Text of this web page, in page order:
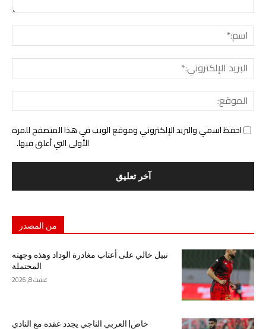
احفظ اسمي والبريد الإلكتروني وموقع الويب في هذا المتصفح للمرة
الأولى التي أعلق فيها.
من المصدر
نبيل خالي على أعتاب مغادرة الوداد وهذه وجهته
المحتملة
غشت 8, 2026
خاص| العربي الناجي يجدد عقده مع النادي